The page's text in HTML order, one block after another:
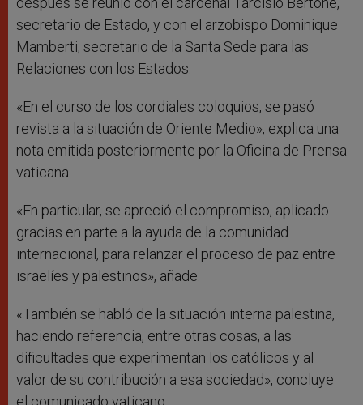
secretario de Estado, y con el arzobispo Dominique
Mamberti, secretario de la Santa Sede para las
Relaciones con los Estados.
«En el curso de los cordiales coloquios, se pasó
revista a la situación de Oriente Medio», explica una
nota emitida posteriormente por la Oficina de Prensa
vaticana.
«En particular, se apreció el compromiso, aplicado
gracias en parte a la ayuda de la comunidad
internacional, para relanzar el proceso de paz entre
israelíes y palestinos», añade.
«También se habló de la situación interna palestina,
haciendo referencia, entre otras cosas, a las
dificultades que experimentan los católicos y al
valor de su contribución a esa sociedad», concluye
el comunicado vaticano.